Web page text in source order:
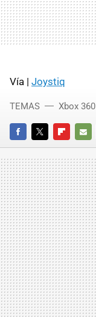
Vía | Joystiq
FACEBOOKTWITTERFLIPBOARD
E-
MAIL
TEMAS Xbox 360